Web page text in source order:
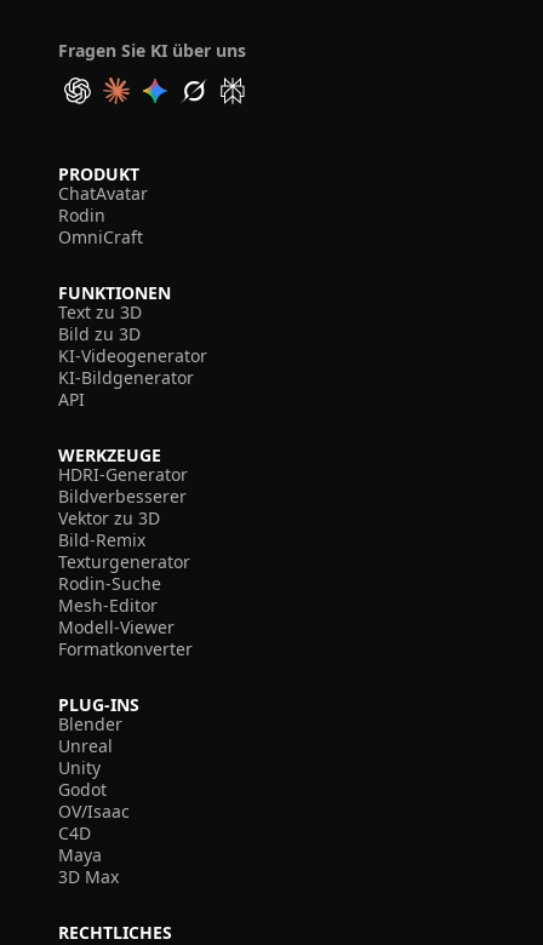
Fragen Sie KI über uns
PRODUKT
ChatAvatar
Rodin
OmniCraft
FUNKTIONEN
Text zu 3D
Bild zu 3D
KI-Videogenerator
KI-Bildgenerator
API
WERKZEUGE
HDRI-Generator
Bildverbesserer
Vektor zu 3D
Bild-Remix
Texturgenerator
Rodin-Suche
Mesh-Editor
Modell-Viewer
Formatkonverter
PLUG-INS
Blender
Unreal
Unity
Godot
OV/Isaac
C4D
Maya
3D Max
RECHTLICHES